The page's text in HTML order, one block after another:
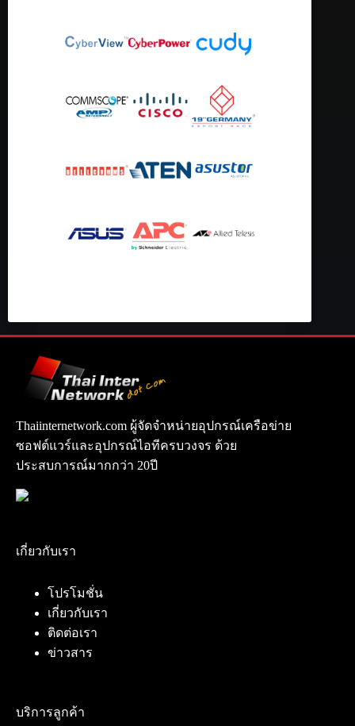
Thaiinternetwork.com ผู้จัดจำหน่ายอุปกรณ์เครือข่าย
ซอฟต์แวร์และอุปกรณ์ไอทีครบวงจร ด้วย
ประสบการณ์มากกว่า 20ปี
เกี่ยวกับเรา
โปรโมชั่น
เกี่ยวกับเรา
ติดต่อเรา
ข่าวสาร
บริการลูกค้า